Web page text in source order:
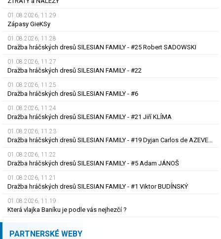
01.08.2026, 11.29
Zápasy GieKSy
01.08.2026, 11.28
Dražba hráčských dresů SILESIAN FAMILY - #25 Robert SADOWSKI
01.08.2026, 11.27
Dražba hráčských dresů SILESIAN FAMILY - #22
01.08.2026, 11.25
Dražba hráčských dresů SILESIAN FAMILY - #6
01.08.2026, 11.24
Dražba hráčských dresů SILESIAN FAMILY - #21 Jiří KLÍMA
01.08.2026, 11.23
01.08.2026, 11.22
Dražba hráčských dresů SILESIAN FAMILY - #5 Adam JÁNOŠ
01.08.2026, 11.21
Dražba hráčských dresů SILESIAN FAMILY - #1 Viktor BUDÍNSKÝ
01.08.2026, 11.19
Která vlajka Baníku je podle vás nejhezčí ?
PARTNERSKÉ WEBY